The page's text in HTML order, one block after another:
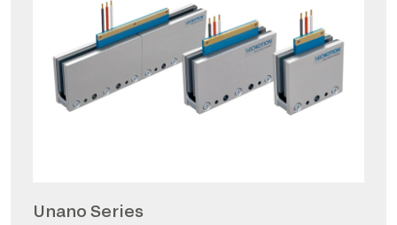
Unano Series